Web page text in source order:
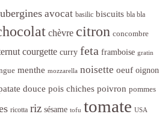
avocat basilic biscuits bla bla
chèvre citron concombre
courgette curry feta framboise gratin
menthe mozzarella noisette oeuf oignon
douce pois chiches poivron pommes
ricotta riz sésame tofu tomate USA